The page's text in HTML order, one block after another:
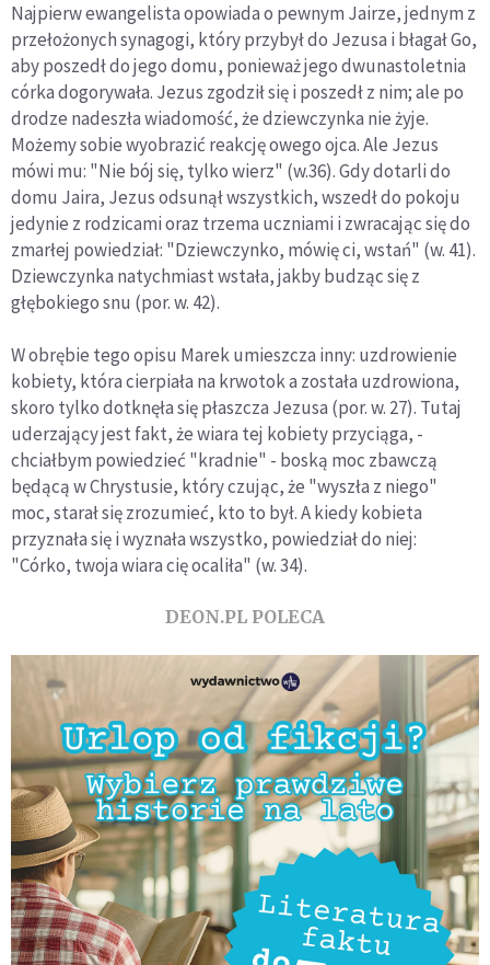
Najpierw ewangelista opowiada o pewnym Jairze, jednym z
przełożonych synagogi, który przybył do Jezusa i błagał Go,
aby poszedł do jego domu, ponieważ jego dwunastoletnia
córka dogorywała. Jezus zgodził się i poszedł z nim; ale po
drodze nadeszła wiadomość, że dziewczynka nie żyje.
Możemy sobie wyobrazić reakcję owego ojca. Ale Jezus
mówi mu: "Nie bój się, tylko wierz" (w.36). Gdy dotarli do
domu Jaira, Jezus odsunął wszystkich, wszedł do pokoju
jedynie z rodzicami oraz trzema uczniami i zwracając się do
zmarłej powiedział: "Dziewczynko, mówię ci, wstań" (w. 41).
Dziewczynka natychmiast wstała, jakby budząc się z
głębokiego snu (por. w. 42).
W obrębie tego opisu Marek umieszcza inny: uzdrowienie
kobiety, która cierpiała na krwotok a została uzdrowiona,
skoro tylko dotknęła się płaszcza Jezusa (por. w. 27). Tutaj
uderzający jest fakt, że wiara tej kobiety przyciąga, -
chciałbym powiedzieć "kradnie" - boską moc zbawczą
będącą w Chrystusie, który czując, że "wyszła z niego"
moc, starał się zrozumieć, kto to był. A kiedy kobieta
przyznała się i wyznała wszystko, powiedział do niej:
"Córko, twoja wiara cię ocaliła" (w. 34).
DEON.PL POLECA